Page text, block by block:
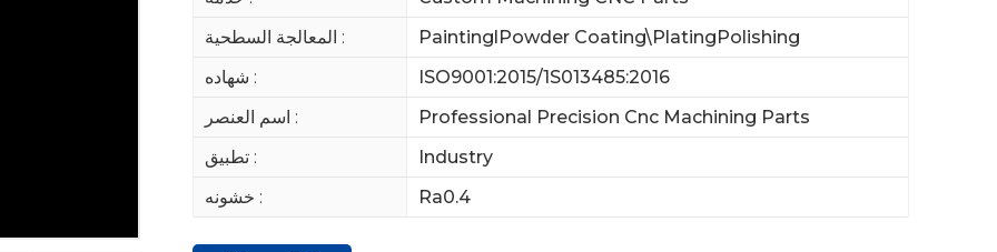
المعالجة السطحية :
PaintinglPowder Coating\PlatingPolishing
شهاده :
ISO9001:2015/1S013485:2016
اسم العنصر :
Professional Precision Cnc Machining Parts
تطبيق :
Industry
خشونه :
Ra0.4